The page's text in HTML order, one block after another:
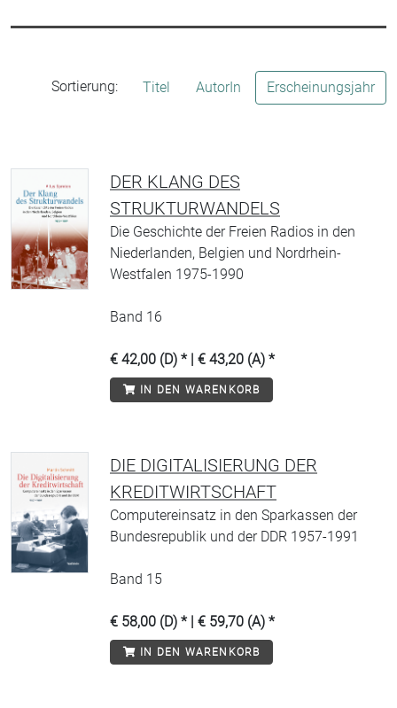
Sortierung: Titel AutorIn Erscheinungsjahr
DER KLANG DES
STRUKTURWANDELS
Die Geschichte der Freien Radios in den
Niederlanden, Belgien und Nordrhein-
Westfalen 1975-1990
Band 16
€ 42,00 (D) * | € 43,20 (A) *
IN DEN WARENKORB
DIE DIGITALISIERUNG DER
KREDITWIRTSCHAFT
Computereinsatz in den Sparkassen der
Bundesrepublik und der DDR 1957-1991
Band 15
€ 58,00 (D) * | € 59,70 (A) *
IN DEN WARENKORB